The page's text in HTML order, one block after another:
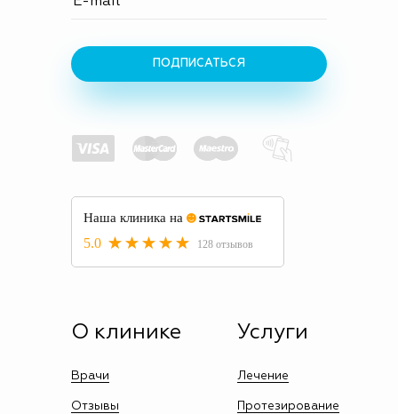
ПОДПИСАТЬСЯ
О клинике
Врачи
Отзывы
Услуги
Лечение
Протезирование